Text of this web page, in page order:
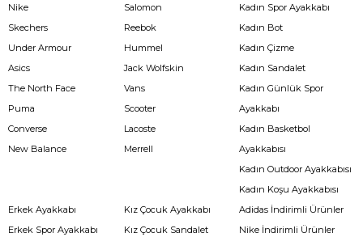
Nike
Skechers
Under Armour
Asics
The North Face
Puma
Converse
New Balance
Salomon
Reebok
Hummel
Jack Wolfskin
Vans
Scooter
Lacoste
Merrell
Kadın Spor Ayakkabı
Kadın Bot
Kadın Çizme
Kadın Sandalet
Kadın Günlük Spor
Ayakkabı
Kadın Basketbol
Ayakkabısı
Kadın Outdoor Ayakkabısı
Kadın Koşu Ayakkabısı
Erkek Ayakkabı
Erkek Spor Ayakkabı
Kız Çocuk Ayakkabı
Kız Çocuk Sandalet
Adidas İndirimli Ürünler
Nike İndirimli Ürünler